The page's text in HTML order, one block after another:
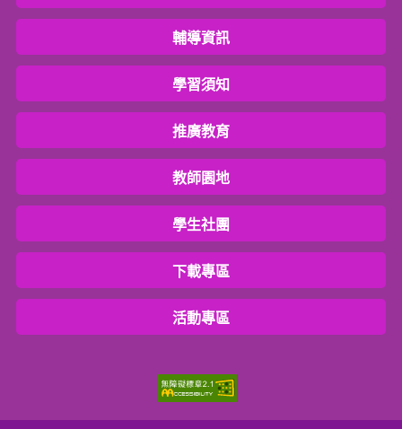
輔導資訊
學習須知
推廣教育
教師園地
學生社團
下載專區
活動專區